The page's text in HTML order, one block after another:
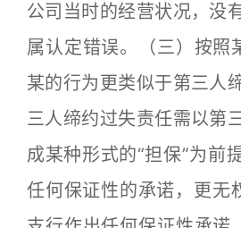
公司当时的经营状况，没
属认定错误。（三）按照
某的行为更类似于第三人
三人缔约过失责任需以第
成某种形式的“担保”为前
任何保证性的承诺，更无